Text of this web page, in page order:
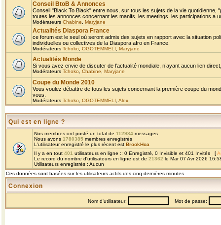
Conseil BtoB & Annonces
Conseil "Black To Black" entre nous, sur tous les sujets de la vie
toutes les annonces concernant les manifs, les meetings, les participations a
Modérateurs Chabine Maryjane
Actualités Diaspora France
ce forum est le seul où seront admis des sujets en rapport avec la situation
individuelles ou collectives de la Diaspora afro en France.
Modérateurs Tchoko OGOTEMMELI Maryjane
Actualités Monde
Si vous avez envie de discuter de l’actualité mondiale, n’ayant aucun lien
Modérateurs Tchoko Chabine Maryjane
Coupe du Monde 2010
Vous voulez débattre de tous les sujets concernant la première coupe du
vous.
Modérateurs Tchoko OGOTEMMELI Alex
Qui est en ligne ?
Nos membres ont posté un total de 112984 messages
Nous avons 1780385 membres enregistrés
L'utilisateur enregistré le plus récent est BrookHoa
Il y a en tout 401 utilisateurs en ligne :: 0 Enregistré, 0 Invisible et 401 Invités [
Le record du nombre d'utilisateurs en ligne est de 21362 le Mar 07 Avr 2026
Utilisateurs enregistrés : Aucun
Ces données sont basées sur les utilisateurs actifs des cinq dernières minutes
Connexion
Nom d'utilisateur: Mot de passe: